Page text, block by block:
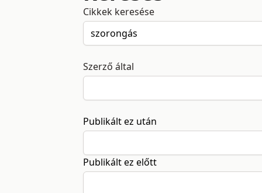
Cikkek keresése
Szerző által
Publikált ez után
Publikált ez előtt